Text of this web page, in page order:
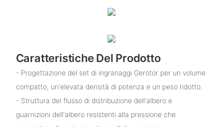
Caratteristiche Del Prodotto
- Progettazione del set di ingranaggi Gerotor per un volume
compatto, un'elevata densità di potenza e un peso ridotto.
- Struttura del flusso di distribuzione dell'albero e
guarnizioni dell'albero resistenti alla pressione che